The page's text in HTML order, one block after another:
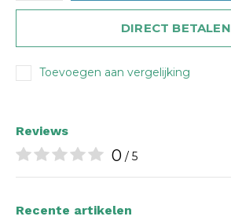
DIRECT BETALEN
Toevoegen aan vergelijking
Reviews
0 / 5
Recente artikelen